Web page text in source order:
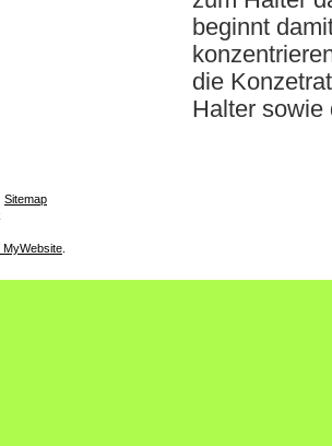
beginnt
die
Halter sowie
Sitemap
MyWebsite